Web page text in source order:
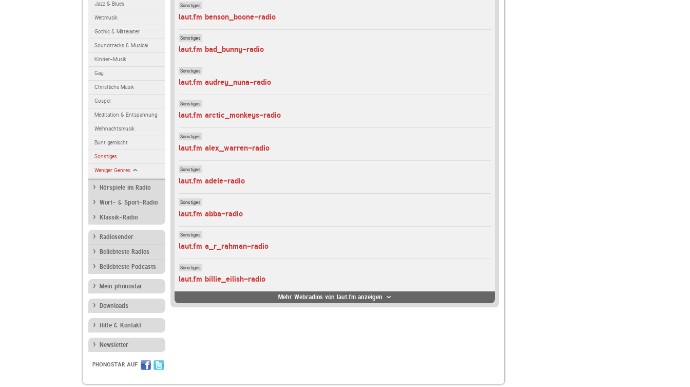
Jazz & Blues
Weltmusik
Gothic & Mittelalter
Soundtracks & Musical
Kinder-Musik
Gay
Christliche Musik
Gospel
Meditation & Entspannung
Weihnachtsmusik
Bunt gemischt
Sonstiges
Weniger Genres
Hörspiele im Radio
Wort- & Sport-Radio
Klassik-Radio
Radiosender
Beliebteste Radios
Beliebteste Podcasts
Mein phonostar
Downloads
Hilfe & Kontakt
Newsletter
PHONOSTAR AUF
Sonstiges
laut.fm benson_boone-radio
Sonstiges
laut.fm bad_bunny-radio
Sonstiges
laut.fm audrey_nuna-radio
Sonstiges
laut.fm arctic_monkeys-radio
Sonstiges
laut.fm alex_warren-radio
Sonstiges
laut.fm adele-radio
Sonstiges
laut.fm abba-radio
Sonstiges
laut.fm a_r_rahman-radio
Sonstiges
laut.fm billie_eilish-radio
Mehr Webradios von laut.fm anzeigen